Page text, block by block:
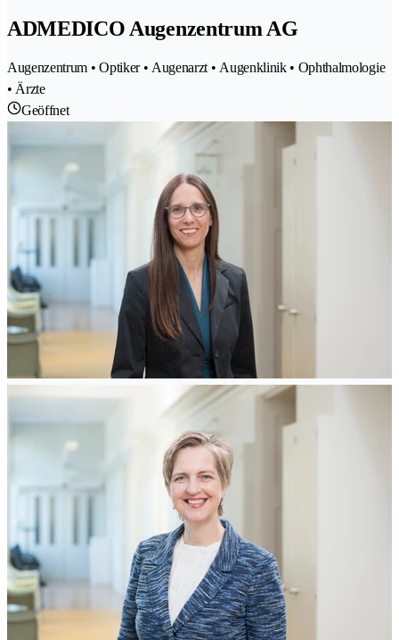
ADMEDICO Augenzentrum AG
Augenzentrum • Optiker • Augenarzt • Augenklinik • Ophthalmologie
• Ärzte
Geöffnet